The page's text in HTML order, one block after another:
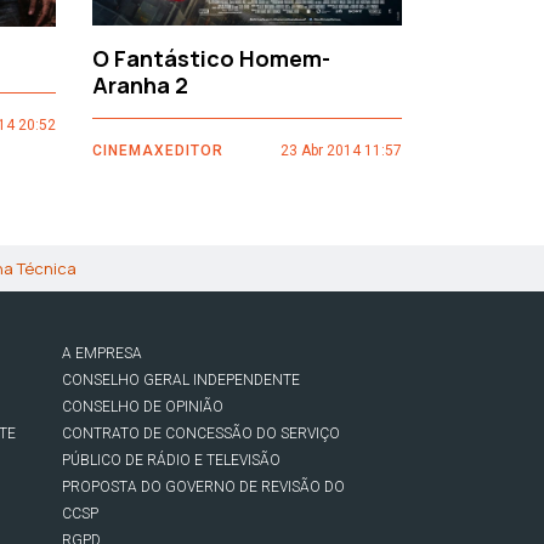
20:52
O Fantástico Homem-
Aranha 2
CINEMAXEDITOR 23 Abr 2014 11:57
Técnica
A EMPRESA
CONSELHO GERAL INDEPENDENTE
CONSELHO DE OPINIÃO
CONTRATO DE CONCESSÃO DO SERVIÇO
PÚBLICO DE RÁDIO E TELEVISÃO
PROPOSTA DO GOVERNO DE REVISÃO DO
CCSP